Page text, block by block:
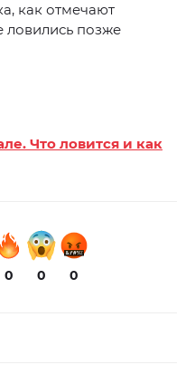
как отмечают
ловились позже
Что ловится и как
0 0 0